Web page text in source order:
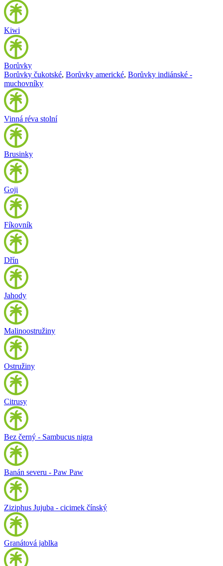
Kiwi
Borůvky
Borůvky čukotské, Borůvky americké, Borůvky indiánské -
muchovníky
Vinná réva stolní
Brusinky
Goji
Fíkovník
Dřín
Jahody
Malinoostružiny
Ostružiny
Citrusy
Bez černý - Sambucus nigra
Banán severu - Paw Paw
Ziziphus Jujuba - cicimek čínský
Granátová jablka